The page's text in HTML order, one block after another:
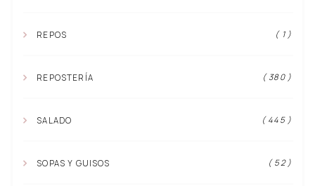
REPOS ( 1 )
REPOSTERÍA ( 380 )
SALADO ( 445 )
SOPAS Y GUISOS ( 52 )